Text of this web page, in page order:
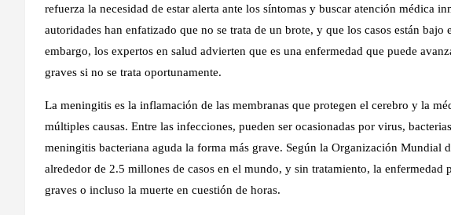
refuerza la necesidad de estar alerta ante los síntomas y buscar atención médica
autoridades han enfatizado que no se trata de un brote, y que los casos están
embargo, los expertos en salud advierten que es una enfermedad que puede
graves si no se trata oportunamente.
La meningitis es la inflamación de las membranas que protegen el cerebro y la
múltiples causas. Entre las infecciones, pueden ser ocasionadas por virus,
meningitis bacteriana aguda la forma más grave. Según la Organización Mundial
alrededor de 2.5 millones de casos en el mundo, y sin tratamiento, la enfermedad
graves o incluso la muerte en cuestión de horas.